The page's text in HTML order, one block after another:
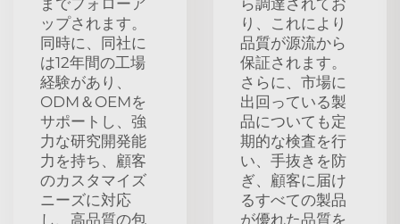
ップされます。
同時に、同社に
は12年間の工場
経験があり、
ODM＆OEMを
サポートし、強
力な研究開発能
力を持ち、顧客
のカスタマイズ
ニーズに対応
し、高品質の包
り、これにより
品質が源流から
保証されます。
さらに、市場に
出回っている製
品についても定
期的な検査を行
い、手抜きを防
ぎ、顧客に届け
るすべての製品
が優れた品質を